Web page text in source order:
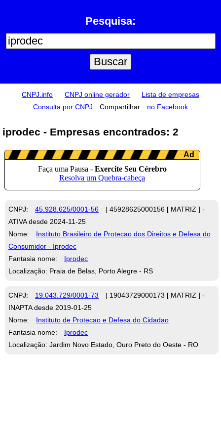
Pesquisa:
CNPJ.info CNPJ online gerador
Lista de empresas
Consulta por CNPJ
Compartilhar no Facebook
iprodec - Empresas encontrados: 2
CNPJ: 45.928.625/0001-56
| 45928625000156 [ MATRIZ ] -
ATIVA desde 2024-11-25
Nome:
Instituto Brasileiro de Protecao dos Direitos e Defesa do
Consumidor - Iprodec
Fantasia nome:
Iprodec
Localização: Praia de Belas, Porto Alegre - RS
CNPJ: 19.043.729/0001-73
| 19043729000173 [ MATRIZ ] -
INAPTA desde 2019-01-25
Nome:
Instituto de Protecao e Defesa do Cidadao
Fantasia nome:
Iprodec
Localização: Jardim Novo Estado, Ouro Preto do Oeste - RO